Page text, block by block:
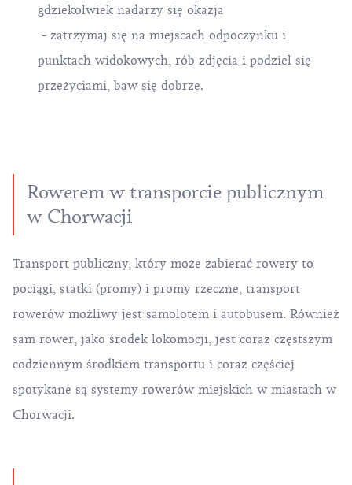
gdziekolwiek nadarzy się okazja
- zatrzymaj się na miejscach odpoczynku i
punktach widokowych, rób zdjęcia i podziel się
przeżyciami, baw się dobrze.
Rowerem w transporcie publicznym
w Chorwacji
Transport publiczny, który może zabierać rowery to
pociągi, statki (promy) i promy rzeczne, transport
rowerów możliwy jest samolotem i autobusem. Również
sam rower, jako środek lokomocji, jest coraz częstszym
codziennym środkiem transportu i coraz częściej
spotykane są systemy rowerów miejskich w miastach w
Chorwacji.